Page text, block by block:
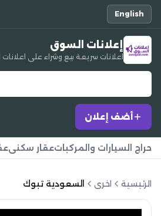
English
إعلانات السوق
اعلانات سريعة بيع وشراء على
أضف إعلان
حراج السيارات والمركباتعقار سكني
الرئيسية اخرى السعودية تبوك